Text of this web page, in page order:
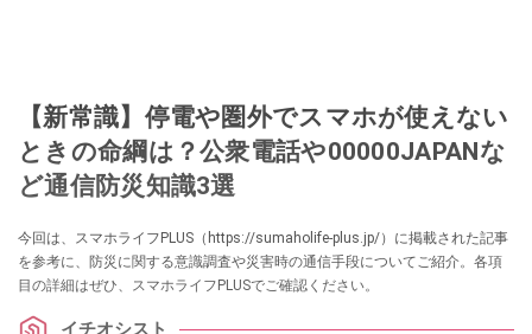
【新常識】停電や圏外でスマホが使えない
ときの命綱は？公衆電話や00000JAPANな
ど通信防災知識3選
今回は、スマホライフPLUS（https://sumaholife-plus.jp/）に掲載された記事
を参考に、防災に関する意識調査や災害時の通信手段についてご紹介。各項
目の詳細はぜひ、スマホライフPLUSでご確認ください。
イチオシスト